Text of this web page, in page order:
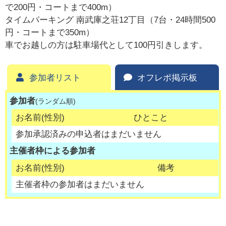
で200円・コートまで400m）
タイムパーキング 南武庫之荘12丁目（7台・24時間500
円・コートまで350m）
車でお越しの方は駐車場代として100円引きします。
参加者リスト オフレポ掲示板
参加者(ランダム順)
お名前(性別)
ひとこと
参加承認済みの申込者はまだいません
主催者枠による参加者
お名前(性別)
備考
主催者枠の参加者はまだいません